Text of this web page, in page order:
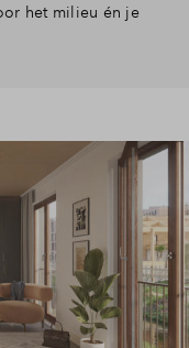
het milieu én je